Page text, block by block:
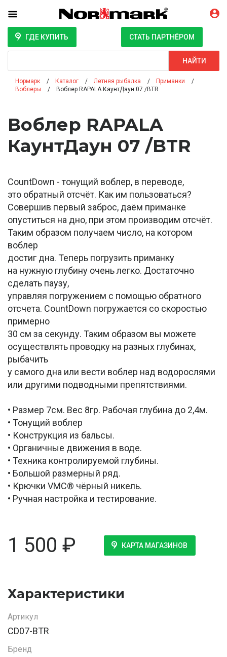
ГДЕ КУПИТЬ СТАТЬ ПАРТНЁРОМ
НАЙТИ
Нормарк Каталог Летняя рыбалка
Приманки
Воблеры
Воблер RAPALA КаунтДаун 07 /BTR
Воблер RAPALA
КаунтДаун 07 /BTR
CountDown - тонущий воблер, в переводе,
это обратный отсчёт. Как им пользоваться?
Совершив первый заброс, даём приманке
опуститься на дно, при этом производим отсчёт.
Таким образом получаем число, на котором
воблер
достиг дна. Теперь погрузить приманку
на нужную глубину очень легко. Достаточно
сделать паузу,
управляя погружением с помощью обратного
отсчета. CountDown погружается со скоростью
примерно
30 см за секунду. Таким образом вы можете
осуществлять проводку на разных глубинах,
рыбачить
у самого дна или вести воблер над водорослями
или другими подводными препятствиями.
• Размер 7см. Вес 8гр. Рабочая глубина до 2,4м.
• Тонущий воблер
• Конструкция из бальсы.
• Органичные движения в воде.
• Техника контролируемой глубины.
• Большой размерный ряд.
• Крючки VMC® чёрный никель.
• Ручная настройка и тестирование.
1 500 ₽ КАРТА МАГАЗИНОВ
Характеристики
Артикул
CD07-BTR
Бренд